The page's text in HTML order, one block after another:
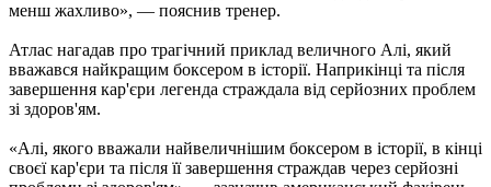
менш жахливо», — пояснив тренер.
Атлас нагадав про трагічний приклад величного Алі, який
вважався найкращим боксером в історії. Наприкінці та після
завершення кар'єри легенда страждала від серйозних проблем
зі здоров'ям.
«Алі, якого вважали найвеличнішим боксером в історії, в кінці
своєї кар'єри та після її завершення страждав через серйозні